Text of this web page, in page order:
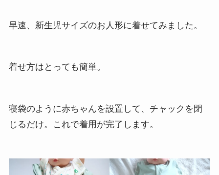
早速、新生児サイズのお人形に着せてみました。
着せ方はとっても簡単。
寝袋のように赤ちゃんを設置して、チャックを閉
じるだけ。これで着用が完了します。